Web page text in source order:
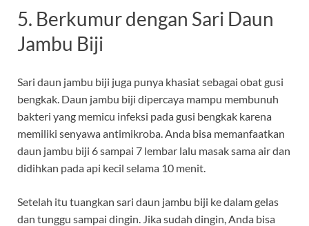
5. Berkumur dengan Sari Daun
Jambu Biji
Sari daun jambu biji juga punya khasiat sebagai obat gusi
bengkak. Daun jambu biji dipercaya mampu membunuh
bakteri yang memicu infeksi pada gusi bengkak karena
memiliki senyawa antimikroba. Anda bisa memanfaatkan
daun jambu biji 6 sampai 7 lembar lalu masak sama air dan
didihkan pada api kecil selama 10 menit.
Setelah itu tuangkan sari daun jambu biji ke dalam gelas
dan tunggu sampai dingin. Jika sudah dingin, Anda bisa